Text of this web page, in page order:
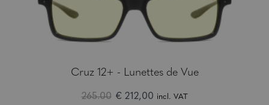
Cruz 12+ - Lunettes de Vue
265.00 € 212,00 incl. VAT